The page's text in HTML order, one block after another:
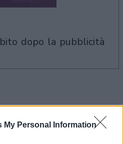
My Personal Information
dopo la pubblicità
apprezzano